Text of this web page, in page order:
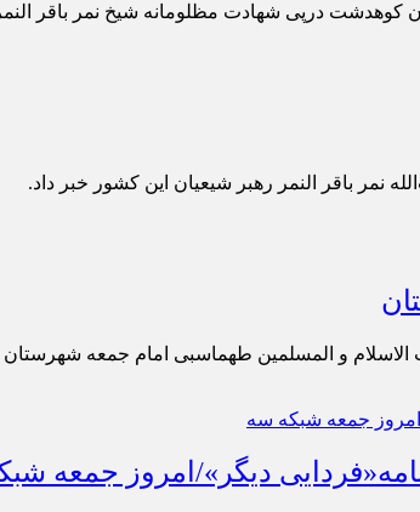
درپی شهادت مظلومانه شیخ نمر باقر النمر
نمر باقر النمر رهبر شیعیان این کشور خبر داد.
دیگر»/امروز جمعه